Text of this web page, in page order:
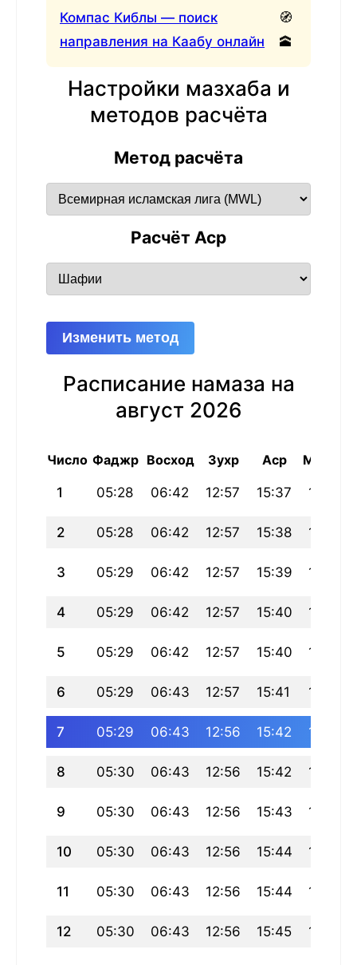
Компас Киблы — поиск
направления на Каабу онлайн
🧭
🕋
Настройки мазхаба и
методов расчёта
Метод расчёта
Расчёт Аср
Изменить метод
Расписание намаза на
август 2026
Число Фаджр Восход Зухр Аср Магриб
1 05:28 06:42 12:57 15:37 19:12
2 05:28 06:42 12:57 15:38 19:12
3 05:29 06:42 12:57 15:39 19:11
4 05:29 06:42 12:57 15:40 19:11
5 05:29 06:42 12:57 15:40 19:11
6 05:29 06:43 12:57 15:41 19:11
7 05:29 06:43 12:56 15:42 19:10
8 05:30 06:43 12:56 15:42 19:10
9 05:30 06:43 12:56 15:43 19:10
10 05:30 06:43 12:56 15:44 19:09
11 05:30 06:43 12:56 15:44 19:09
12 05:30 06:43 12:56 15:45 19:08